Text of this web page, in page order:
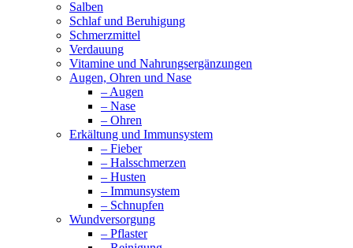
Salben
Schlaf und Beruhigung
Schmerzmittel
Verdauung
Vitamine und Nahrungsergänzungen
Augen, Ohren und Nase
– Augen
– Nase
– Ohren
Erkältung und Immunsystem
– Fieber
– Halsschmerzen
– Husten
– Immunsystem
– Schnupfen
Wundversorgung
– Pflaster